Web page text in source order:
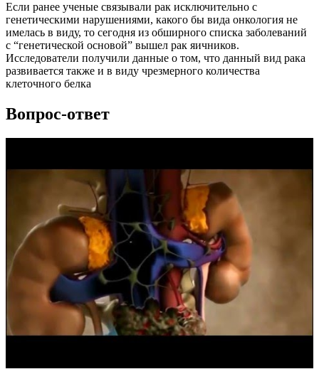
Если ранее ученые связывали рак исключительно с
генетическими нарушениями, какого бы вида онкология не
имелась в виду, то сегодня из обширного списка заболеваний
с “генетической основой” вышел рак яичников.
Исследователи получили данные о том, что данный вид рака
развивается также и в виду чрезмерного количества
клеточного белка
Вопрос-ответ